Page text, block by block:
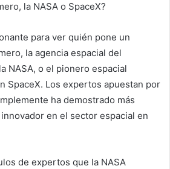
la NASA o SpaceX?
para ver quién pone un
la agencia espacial del
NASA, o el pionero espacial
SpaceX. Los expertos apuestan por
ha demostrado más
en el sector espacial en
de expertos que la NASA